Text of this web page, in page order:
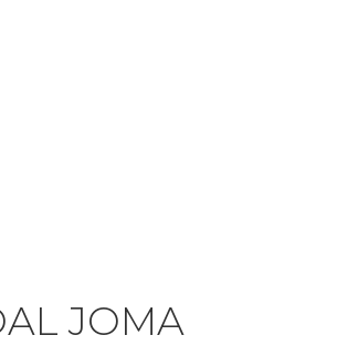
JOMA